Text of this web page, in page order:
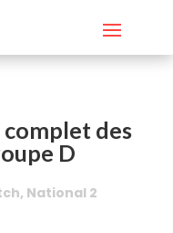
complet des
D
, National 2